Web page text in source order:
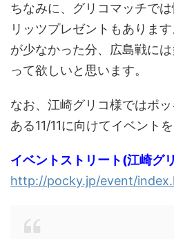
ちなみに、グリコマッチで
リッツプレゼントもありま
が少なかった分、広島戦に
って欲しいと思います。
なお、江崎グリコ様ではポ
ある11/11に向けてイベントを
イベントストリート(江崎グ
http://pocky.jp/event/